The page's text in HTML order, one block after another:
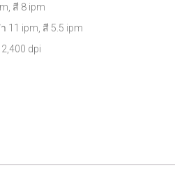
สี 8 ipm
11 ipm, สี 5.5 ipm
dpi